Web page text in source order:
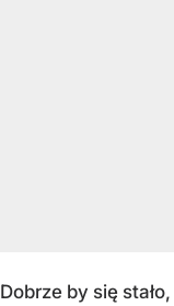
Dobrze by się